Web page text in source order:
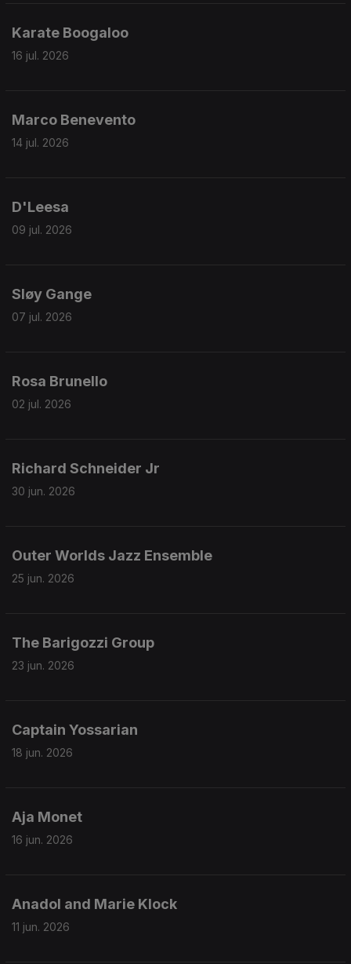
Karate Boogaloo
16 jul. 2026
Marco Benevento
14 jul. 2026
D'Leesa
09 jul. 2026
Sløy Gange
07 jul. 2026
Rosa Brunello
02 jul. 2026
Richard Schneider Jr
30 jun. 2026
Outer Worlds Jazz Ensemble
25 jun. 2026
The Barigozzi Group
23 jun. 2026
Captain Yossarian
18 jun. 2026
Aja Monet
16 jun. 2026
Anadol and Marie Klock
11 jun. 2026